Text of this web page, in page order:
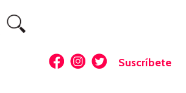
Suscríbete